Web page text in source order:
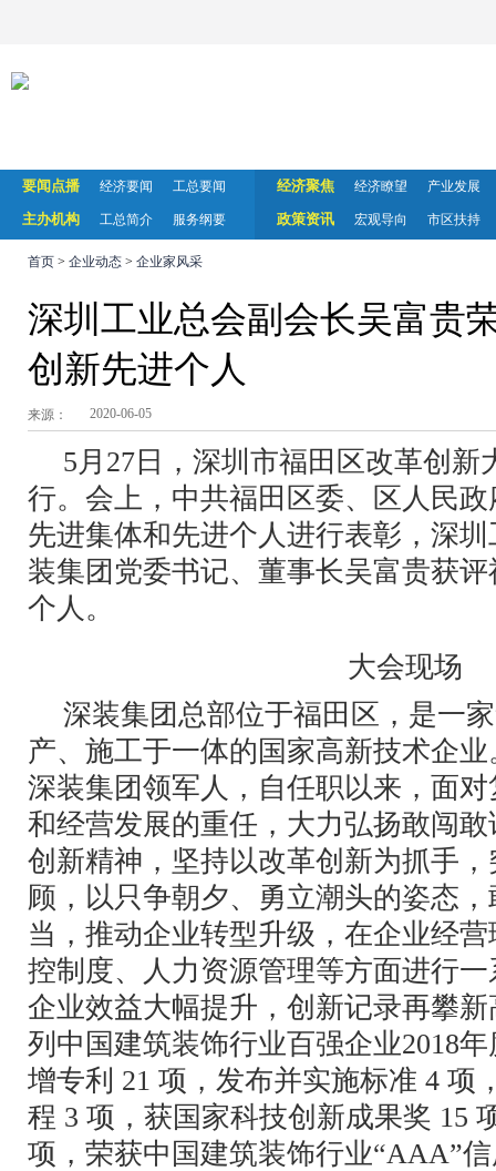
要闻点播 经济要闻 工总要闻
主办机构 工总简介 服务纲要
经济聚焦 经济瞭望 产业发展
政策资讯 宏观导向 市区扶持
首页 > 企业动态 > 企业家风采
深圳工业总会副会长吴富贵
创新先进个人
来源： 2020-06-05
5月27日，深圳市福田区改革创新
行。会上，中共福田区委、区人民
先进集体和先进个人进行表彰，深
装集团党委书记、董事长吴富贵获
个人。
大会现场
深装集团总部位于福田区，是一
产、施工于一体的国家高新技术企
深装集团领军人，自任职以来，面
和经营发展的重任，大力弘扬敢闯
创新精神，坚持以改革创新为抓手
顾，以只争朝夕、勇立潮头的姿态
当，推动企业转型升级，在企业经
控制度、人力资源管理等方面进行
企业效益大幅提升，创新记录再攀
列中国建筑装饰行业百强企业2018
增专利 21 项，发布并实施标准 4 项
程 3 项，获国家科技创新成果奖 15
项，荣获中国建筑装饰行业“AAA”